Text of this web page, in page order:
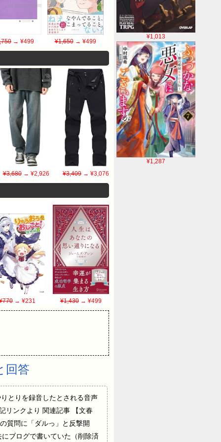
¥1,013
¥1,287
→ ¥499 ¥1,650→ ¥499
¥3,680→ ¥2,926 ¥3,409→ ¥3,076
→ ¥231 ¥1,430→ ¥499
回答
とりを録音したとされる音声
リンクより 関連記事 【文春
質問に「ダルっ」と反撃開
ブログで書いていた（削除済